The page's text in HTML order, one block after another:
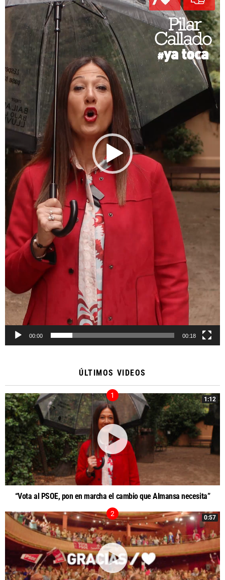
00:00 00:18
ÚLTIMOS VIDEOS
1:12
“Vota al PSOE, pon en marcha el cambio que Almansa necesita”
0:57